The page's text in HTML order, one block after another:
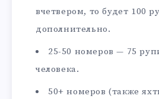
вчетвером, то будет 100
дополнительно.
25-50 номеров — 75
человека.
50+ номеров (также